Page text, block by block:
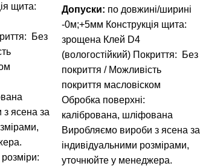
щита:
Без
ясена за
Допуски: по довжині/ширині
-0м;+5мм Конструкція щита:
зрощена Клей D4
(вологостійкий) Покриття: Без
покриття / Можливість
покриття масловіском
Обробка поверхні:
калібрована, шліфована
Виробляємо вироби з ясена за
індивідуальними розмірами,
уточнюйте у менеджера.